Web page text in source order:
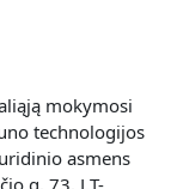
mokymosi
technologijos
asmens
g. 73, LT-